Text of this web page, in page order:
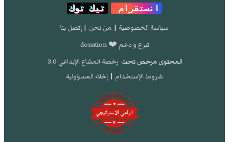
انستقرام
تيك توك
سياسة الخصوصية | من نحن | إتصل بنا
تبرع و دعم ❤️ donation
المحتوى مرخص تحت رخصة المشاع الإبداعي 3.0
شروط الإستخدام | إخلاء المسؤولية